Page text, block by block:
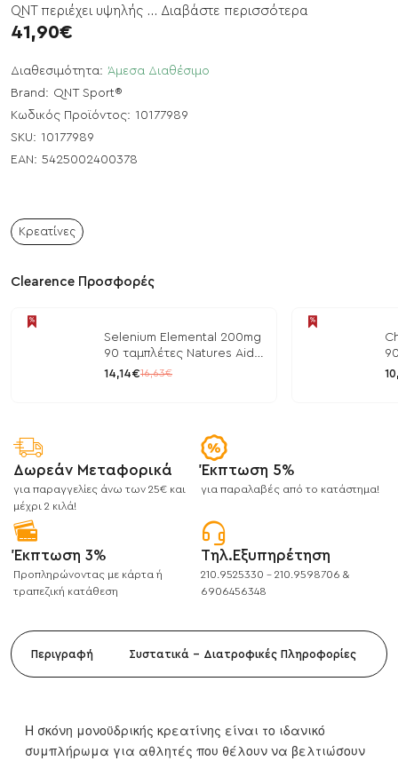
Διαθεσιμότητα: Άμεσα Διαθέσιμο
Brand: QNT Sport®
Κωδικός Προϊόντος: 10177989
SKU: 10177989
EAN: 5425002400378
41,90€
QNT περιέχει υψηλής ... Διαβάστε περισσότερα
Κρεατίνες
Clearence Προσφορές
Selenium Elemental 200mg
90 ταμπλέτες Natures Aid
/ Μέταλλα
14,14€16,63€
/
Δωρεάν Μεταφορικά
για παραγγελίες άνω των 25€ και
μέχρι 2 κιλά!
Έκπτωση 5%
για παραλαβές από το κατάστημα!
Έκπτωση 3%
Προπληρώνοντας με κάρτα ή
τραπεζική κατάθεση
Τηλ.Εξυπηρέτηση
210.9525330 - 210.9598706 &
6906456348
Περιγραφή Συστατικά - Διατροφικές Πληροφορίες
Η σκόνη μονοϋδρικής κρεατίνης είναι το ιδανικό
συμπλήρωμα για αθλητές που θέλουν να βελτιώσουν